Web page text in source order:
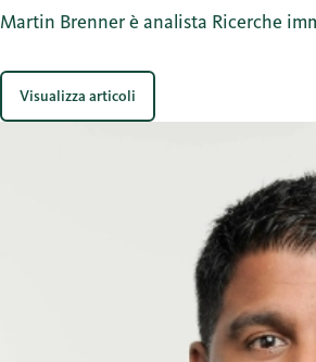
Martin Brenner è analista Ricerche
Visualizza articoli